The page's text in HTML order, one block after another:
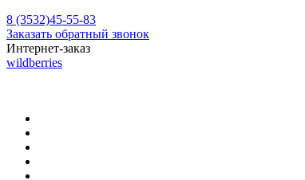
8 (3532)45-55-83
Заказать обратный звонок
Интернет-заказ
wildberries